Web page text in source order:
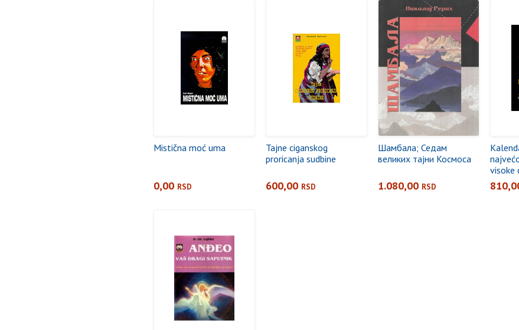
Mistična moć uma
0,00 RSD
Tajne ciganskog
proricanja sudbine
600,00 RSD
Шамбала; Седам
великих тајни Космоса
1.080,00 RSD
visoke